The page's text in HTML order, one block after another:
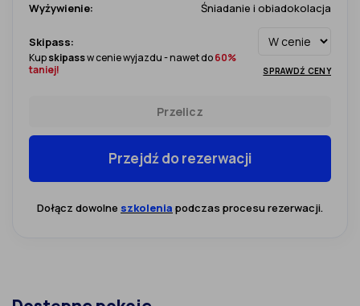
Wyżywienie: Śniadanie i obiadokolacja
Skipass:
Kupskipassw cenie wyjazdu - nawet do60%
taniej!
SPRAWDŹ CENY
Przelicz
Przejdź do rezerwacji
Dołącz dowolne szkolenia podczas procesu rezerwacji.